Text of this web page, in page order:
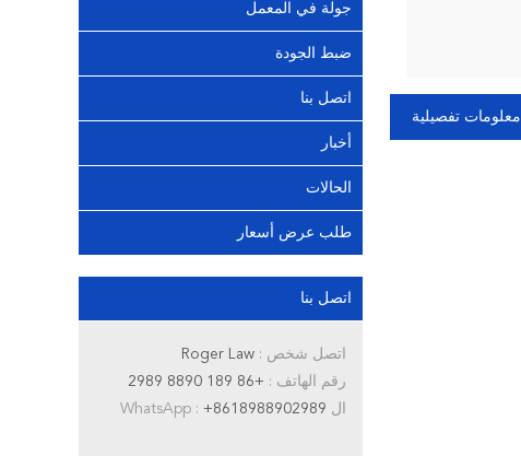
جولة في المعمل
ضبط الجودة
اتصل بنا
أخبار
الحالات
طلب عرض أسعار
اتصل بنا
اتصل شخص :
رقم الهاتف : +86 189 8890 2989
ال WhatsApp : +8618988902989
معلومات تفصيلية